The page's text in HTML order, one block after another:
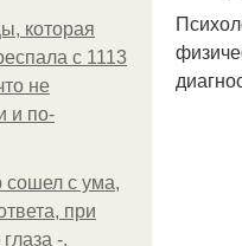
которая
с 1113
не
и по-
сошел с ума,
при
-.